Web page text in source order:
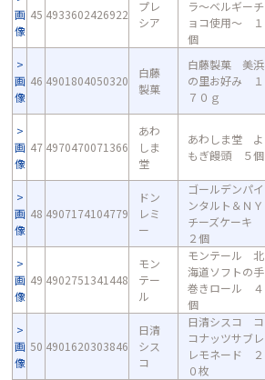
画
像
45 4933602426922
プレ
シア
ラ～ベルギーチ
ョコ使用～ １
個
画
像
46 4901804050320
白藤
製菓
白藤製菓 美浜
の里お好み １
７０ｇ
画
像
47 4970470071366
あわ
しま
堂
あわしま堂 よ
もぎ饅頭 ５個
画
像
48 4907174104779
ドン
レミ
ー
ゴールデンパイ
ンタルト＆ＮＹ
チーズケーキ
２個
画
像
49 4902751341448
モン
テー
ル
モンテール 北
海道ソフトの手
巻きロール ４
個
画
像
50 4901620303846
日清
シス
コ
日清シスコ コ
コナッツサブレ
レモネード ２
０枚